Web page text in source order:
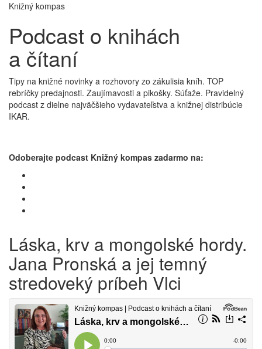
Knižný kompas
Podcast o knihách
a čítaní
Tipy na knižné novinky a rozhovory zo zákulisia kníh. TOP
rebríčky predajnosti. Zaujímavosti a pikošky. Súťaže. Pravidelný
podcast z dielne najväčšieho vydavateľstva a knižnej distribúcie
IKAR.
Odoberajte podcast Knižný kompas zadarmo na:
Láska, krv a mongolské hordy.
Jana Pronská a jej temný
stredoveký príbeh Vlci